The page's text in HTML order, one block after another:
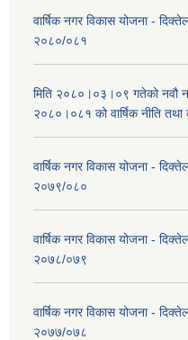
वार्षिक नगर विकास योजना -
२०८०/०८१
मिति २०८०।०३।०९ गतेको नवौ
२०८०।०८१ को वार्षिक नीति तथा
वार्षिक नगर विकास योजना -
२०७९/०८०
वार्षिक नगर विकास योजना -
२०७८/०७९
वार्षिक नगर विकास योजना -
२०७७/०७८